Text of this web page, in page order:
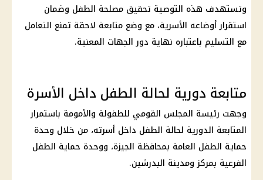
وتستهدف هذه التوصية تحقيق مصلحة الطفل وضمان
استقرار أوضاعه الأسرية، مع وضع متابعة لاحقة تمنع التعامل
مع التسليم باعتباره نهاية دور الجهات المعنية.
متابعة دورية لحالة الطفل داخل الأسرة
وجهت رئيسة المجلس القومي للطفولة والأمومة باستمرار
المتابعة الدورية لحالة الطفل داخل أسرته، من خلال وحدة
حماية الطفل العامة بمحافظة الجيزة، ووحدة حماية الطفل
الفرعية بمركز ومدينة البدرشين.